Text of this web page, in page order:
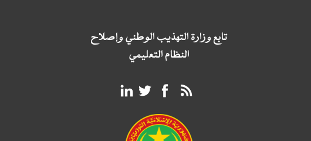
تابع وزارة التهذيب الوطني وإصلاح
النظام التعليمي